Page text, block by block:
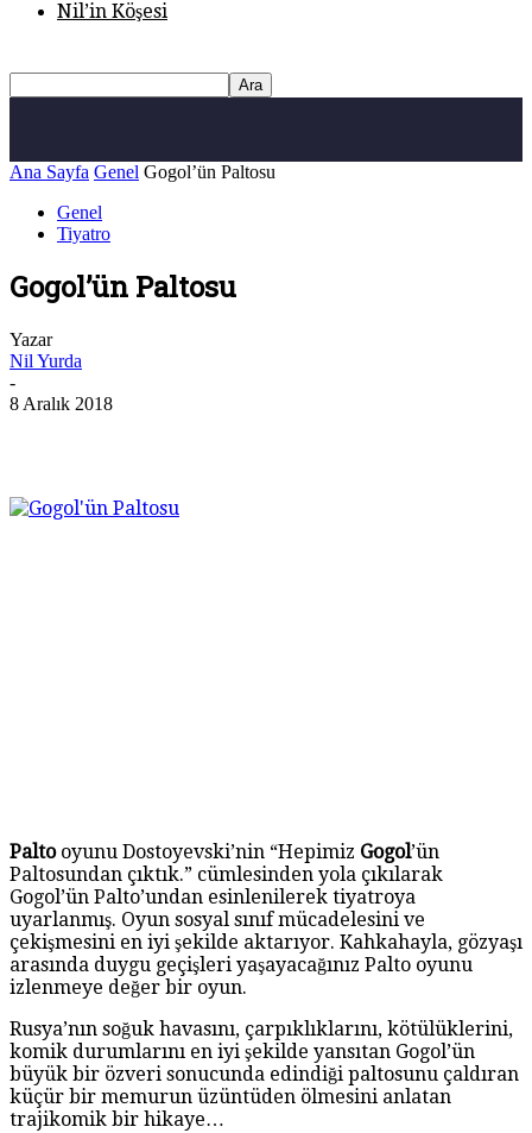
Nil’in Köşesi
Ana Sayfa Genel Gogol’ün Paltosu
Genel
Tiyatro
Gogol’ün Paltosu
Yazar
Nil Yurda
-
8 Aralık 2018
Paltooyunu Dostoyevski’nin “Hepimiz Gogol’ün
Paltosundan çıktık.” cümlesinden yola çıkılarak
Gogol’ün Palto’undan esinlenilerek tiyatroya
uyarlanmış. Oyun sosyal sınıf mücadelesini ve
çekişmesini en iyi şekilde aktarıyor. Kahkahayla, gözyaşı
arasında duygu geçişleri yaşayacağınız Palto oyunu
izlenmeye değer bir oyun.
Rusya’nın soğuk havasını, çarpıklıklarını, kötülüklerini,
komik durumlarını en iyi şekilde yansıtan Gogol’ün
büyük bir özveri sonucunda edindiği paltosunu çaldıran
küçür bir memurun üzüntüden ölmesini anlatan
trajikomik bir hikaye…